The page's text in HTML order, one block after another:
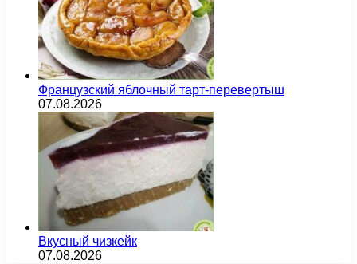
Французский яблочный тарт-перевертыш
07.08.2026
Вкусный чизкейк
07.08.2026